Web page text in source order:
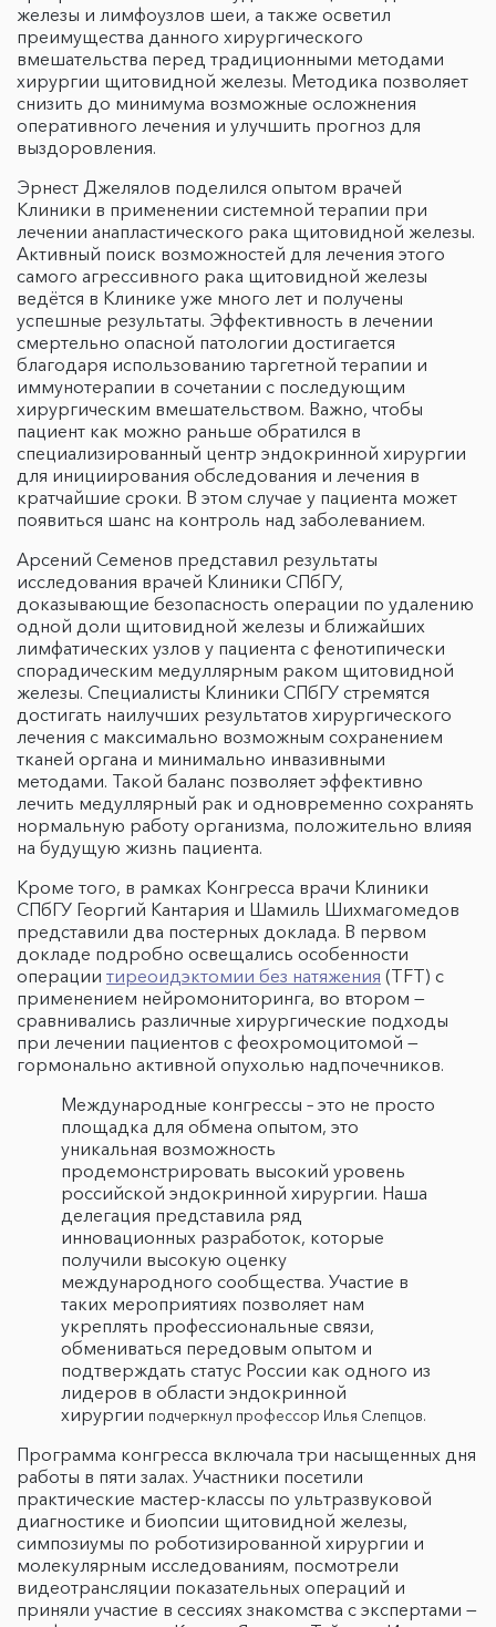
железы и лимфоузлов шеи, а также осветил
преимущества данного хирургического
вмешательства перед традиционными методами
хирургии щитовидной железы. Методика позволяет
снизить до минимума возможные осложнения
оперативного лечения и улучшить прогноз для
выздоровления.
Эрнест Джелялов поделился опытом врачей
Клиники в применении системной терапии при
лечении анапластического рака щитовидной железы.
Активный поиск возможностей для лечения этого
самого агрессивного рака щитовидной железы
ведётся в Клинике уже много лет и получены
успешные результаты. Эффективность в лечении
смертельно опасной патологии достигается
благодаря использованию таргетной терапии и
иммунотерапии в сочетании с последующим
хирургическим вмешательством. Важно, чтобы
пациент как можно раньше обратился в
специализированный центр эндокринной хирургии
для инициирования обследования и лечения в
кратчайшие сроки. В этом случае у пациента может
появиться шанс на контроль над заболеванием.
Арсений Семенов представил результаты
исследования врачей Клиники СПбГУ,
доказывающие безопасность операции по удалению
одной доли щитовидной железы и ближайших
лимфатических узлов у пациента с фенотипически
спорадическим медуллярным раком щитовидной
железы. Специалисты Клиники СПбГУ стремятся
достигать наилучших результатов хирургического
лечения с максимально возможным сохранением
тканей органа и минимально инвазивными
методами. Такой баланс позволяет эффективно
лечить медуллярный рак и одновременно сохранять
нормальную работу организма, положительно влияя
на будущую жизнь пациента.
Кроме того, в рамках Конгресса врачи Клиники
СПбГУ Георгий Кантария и Шамиль Шихмагомедов
представили два постерных доклада. В первом
докладе подробно освещались особенности
операции тиреоидэктомии без натяжения (TFT) с
применением нейромониторинга, во втором —
сравнивались различные хирургические подходы
при лечении пациентов с феохромоцитомой —
гормонально активной опухолью надпочечников.
Международные конгрессы – это не просто
площадка для обмена опытом, это
уникальная возможность
продемонстрировать высокий уровень
российской эндокринной хирургии. Наша
делегация представила ряд
инновационных разработок, которые
получили высокую оценку
международного сообщества. Участие в
таких мероприятиях позволяет нам
укреплять профессиональные связи,
обмениваться передовым опытом и
подтверждать статус России как одного из
лидеров в области эндокринной
хирургии подчеркнул профессор Илья Слепцов.
Программа конгресса включала три насыщенных дня
работы в пяти залах. Участники посетили
практические мастер-классы по ультразвуковой
диагностике и биопсии щитовидной железы,
симпозиумы по роботизированной хирургии и
молекулярным исследованиям, посмотрели
видеотрансляции показательных операций и
приняли участие в сессиях знакомства с экспертами —